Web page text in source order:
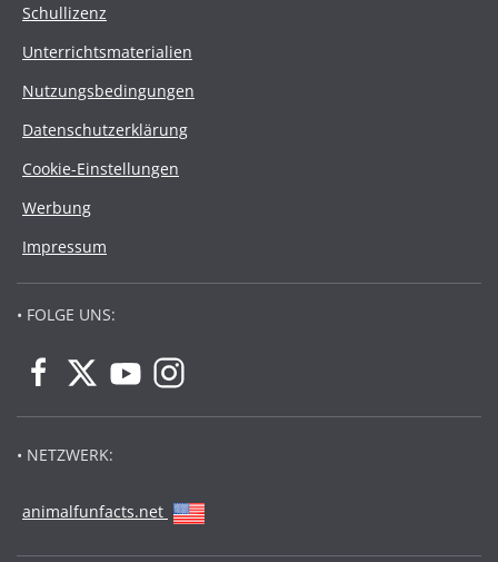
Schullizenz
Unterrichtsmaterialien
Nutzungsbedingungen
Datenschutzerklärung
Cookie-Einstellungen
Werbung
Impressum
• FOLGE UNS:
• NETZWERK:
animalfunfacts.net